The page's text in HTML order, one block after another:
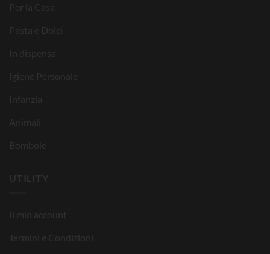
Per la Casa
Pasta e Dolci
In dispensa
Igiene Personale
Infanzia
Animali
Bombole
UTILITY
Il mio account
Termini e Condizioni